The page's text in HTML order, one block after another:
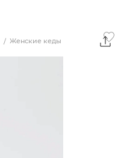
Женские кеды